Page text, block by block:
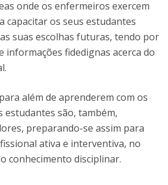
onde os enfermeiros exercem
capacitar os seus estudantes
suas escolhas futuras, tendo por
informações fidedignas acerca do
além de aprenderem com os
são, também,
preparando-se assim para
ativa e interventiva, no
conhecimento disciplinar.